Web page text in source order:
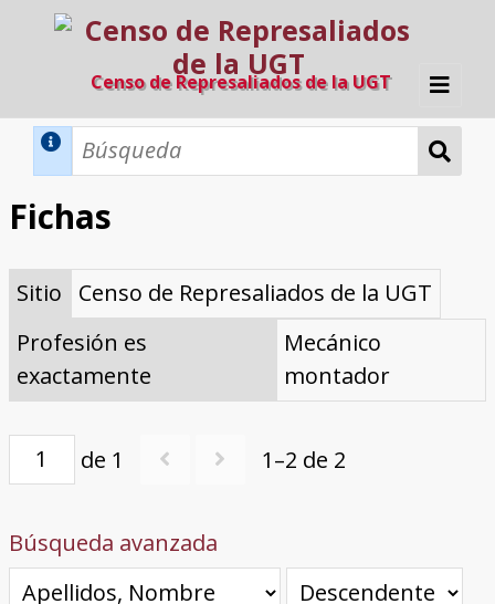
Censo de Represaliados de la UGT
Inicio
Directorio A-Z
Provincias de nacimiento
Profesión
Cárceles
Condenados a muerte
Condenados a muerte (con busca
dinámica)
Ejecutados
El proyecto
Razones y objetivos
El equipo
Colaboradores
Fuentes documentales
Fichas
Sitio
Censo de Represaliados de la UGT
Profesión es
exactamente
Mecánico
montador
de 1 1–2 de 2
Búsqueda avanzada